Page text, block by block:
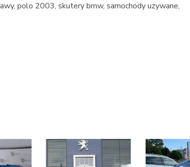
polo 2003, skutery bmw, samochody uzywane,